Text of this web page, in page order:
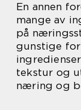
En annen
mange av
på
gunstige
tekstur og
næring og